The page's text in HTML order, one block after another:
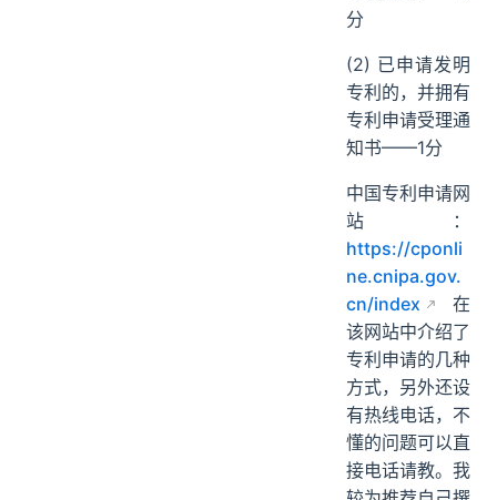
分
(2) 已申请发明
专利的，并拥有
专利申请受理通
知书——1分
中国专利申请网
站：
https://cponli
ne.cnipa.gov.
cn/index
在
该网站中介绍了
专利申请的几种
方式，另外还设
有热线电话，不
懂的问题可以直
接电话请教。我